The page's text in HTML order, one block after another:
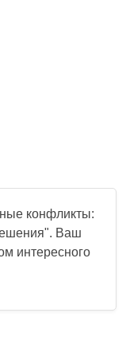
конфликты:
". Ваш
интересного